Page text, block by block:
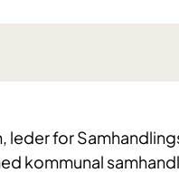
leder for
kommunal